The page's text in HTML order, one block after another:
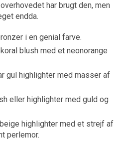
har brugt den, men
endda.
i en genial farve.
blush med et neonorange
gul highlighter med masser af
eller highlighter med guld og
highlighter med et strejf af
perlemor.